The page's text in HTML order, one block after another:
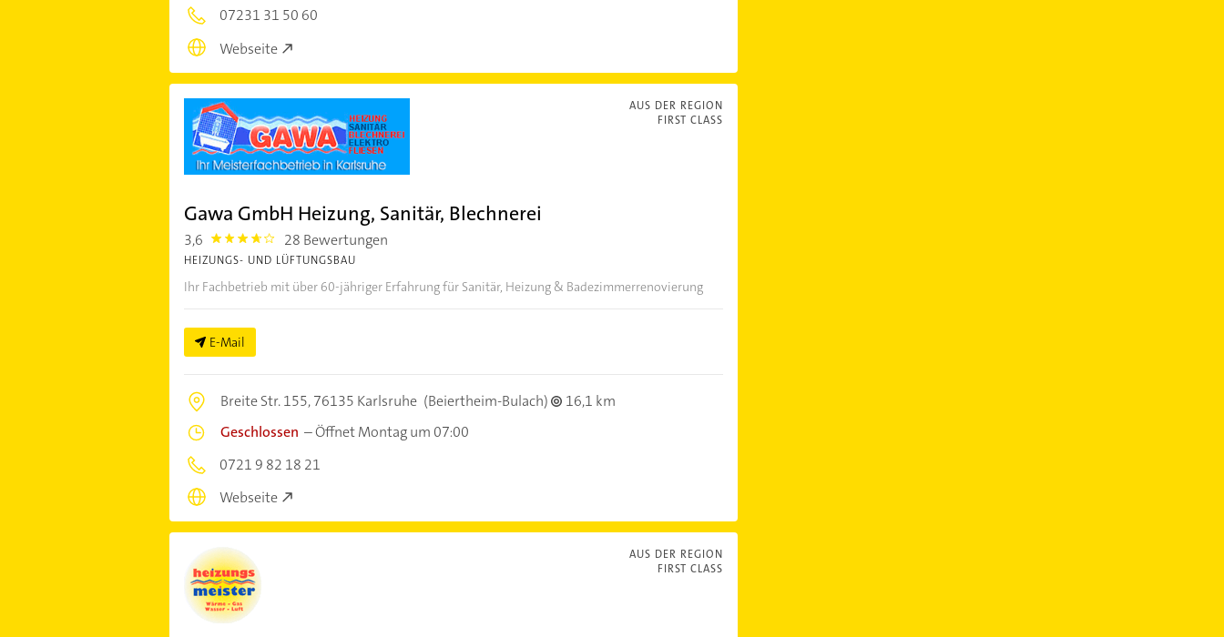
07231 31 50 60
Webseite
AUS DER REGION
FIRST CLASS
Gawa GmbH Heizung, Sanitär, Blechnerei
3,6 3.6000001 28 Bewertungen
HEIZUNGS- UND LÜFTUNGSBAU
Ihr Fachbetrieb mit über 60-jähriger Erfahrung für Sanitär, Heizung & Badezimmerrenovierung
E-Mail
Breite Str. 155,76135 Karlsruhe (Beiertheim-Bulach)
16,1 km
Geschlossen –Öffnet Montag um 07:00
0721 9 82 18 21
Webseite
AUS DER REGION
FIRST CLASS